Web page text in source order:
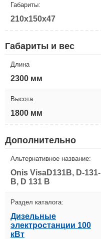
Габариты:
210x150x47
Габариты и вес
Длина
2300 мм
Высота
1800 мм
Дополнительно
Альтернативное название:
Onis VisaD131B, D-131-
B, D 131 B
Раздел каталога:
Дизельные
электростанции 100
кВт